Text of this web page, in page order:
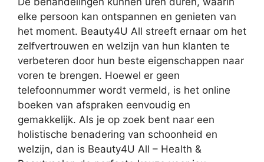
elke persoon kan ontspannen en genieten van
het moment. Beauty4U All streeft ernaar om het
zelfvertrouwen en welzijn van hun klanten te
verbeteren door hun beste eigenschappen naar
voren te brengen. Hoewel er geen
telefoonnummer wordt vermeld, is het online
boeken van afspraken eenvoudig en
gemakkelijk. Als je op zoek bent naar een
holistische benadering van schoonheid en
welzijn, dan is Beauty4U All – Health &